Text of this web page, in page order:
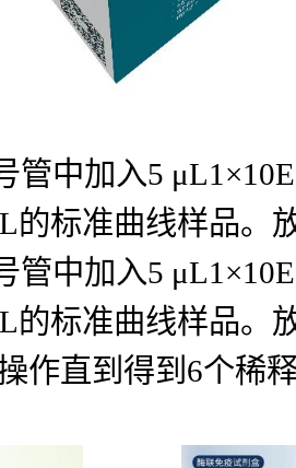
管中加入5
的标准曲线样品。
管中加入5
的标准曲线样品。
作直到得到6个稀